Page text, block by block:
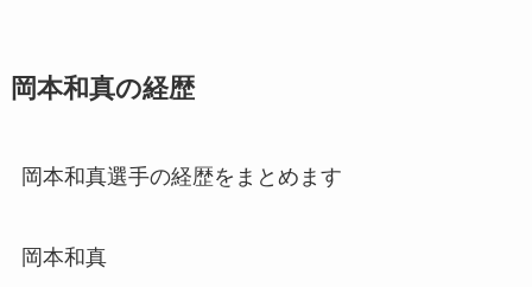
岡本和真の経歴
岡本和真選手の経歴をまとめます
岡本和真